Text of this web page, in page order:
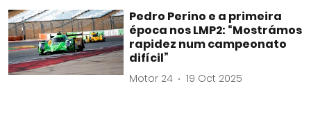
Pedro Perino e a primeira
época nos LMP2: “Mostrámos
rapidez num campeonato
difícil”
Motor 24 19 Oct 2025